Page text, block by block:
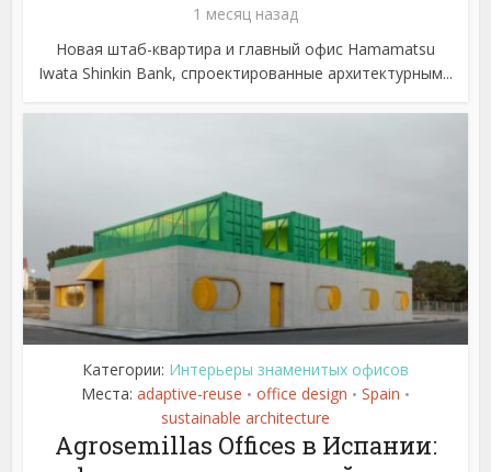
1 месяц назад
Новая штаб-квартира и главный офис Hamamatsu
Iwata Shinkin Bank, спроектированные архитектурным...
Категории: Интерьеры знаменитых офисов
Места: adaptive-reuse • office design • Spain •
sustainable architecture
Agrosemillas Offices в Испании: